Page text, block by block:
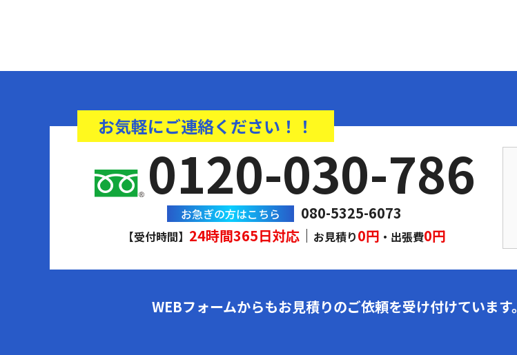
お気軽にご連絡ください！！
0120-030-786
お急ぎの方はこちら 080-5325-6073
【受付時間】 24時間365日対応 ｜ お見積り0円 ・出張費0円
WEBフォームからもお見積りのご依頼を受け付けています。